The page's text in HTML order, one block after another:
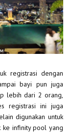
registrasi dengan
bayi pun juga
lebih dari 2 orang,
registrasi ini juga
digunakan untuk
ke infinity pool yang